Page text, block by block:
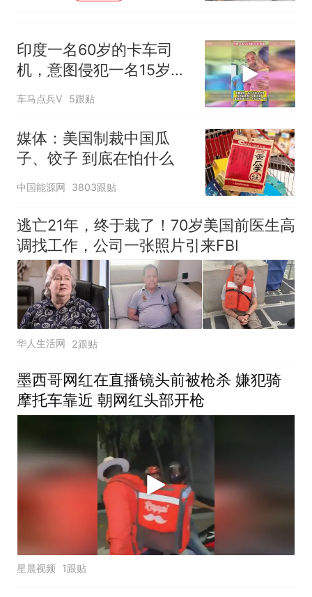
印度一名60岁的卡车司
机，意图侵犯一名15岁的
女学生
车马点兵V 5跟贴
媒体：美国制裁中国瓜
子、饺子 到底在怕什么
中国能源网 3803跟贴
逃亡21年，终于栽了！70岁美国前医生高
调找工作，公司一张照片引来FBI
华人生活网 2跟贴
墨西哥网红在直播镜头前被枪杀 嫌犯骑
摩托车靠近 朝网红头部开枪
星晨视频 1跟贴